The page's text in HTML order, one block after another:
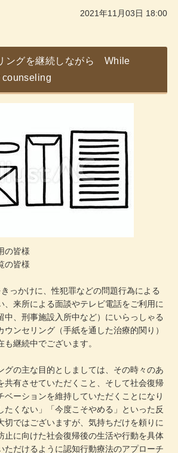
2021年11月03日 18:00
ングを継続しながら While
の皆様
の皆様
っかけに、性犯罪などの問題行為による
、来所による面談やテレビ電話をご利用に
中、刑事施設入所中など）にいらっしゃる
ンセリング（手紙を通した治療的関り）
継続中でございます。
の主な目的としましては、その時々のあ
共有させていただくこと、そして社会復帰
ベーションを維持していただくことになり
たくない」「今度こそやめる」といった反
切ではございますが、気持ちだけを頼りに
止に向けた社会復帰後の生活や行動を具体
ただけるように認知行動療法のアプローチ